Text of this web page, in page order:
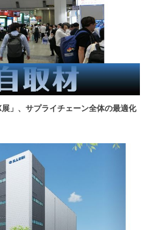
」、サプライチェーン全体の最適化